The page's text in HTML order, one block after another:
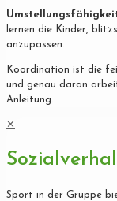
lernen die Kinder,
anzupassen.
Koordination ist die
und genau daran
Anleitung.
✕
Sport in der Gruppe